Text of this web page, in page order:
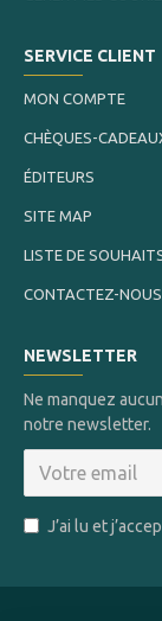
SERVICE CLIENT
MON COMPTE
CHÈQUES-
ÉDITEURS
SITE MAP
LISTE DE
CONTACTEZ-NOUS
NEWSLETTER
Ne manquez
notre newsletter.
J’ai lu et